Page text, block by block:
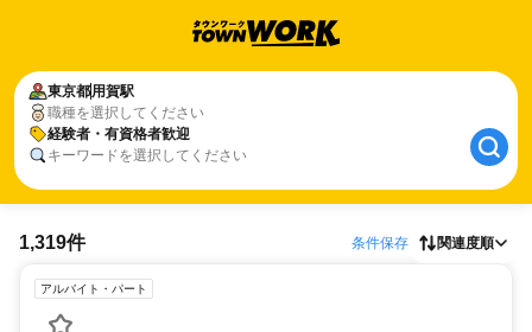
東京都用賀駅
職種を選択してください
経験者・有資格者歓迎
キーワードを選択してください
1,319件 条件保存 関連度順
アルバイト・パート